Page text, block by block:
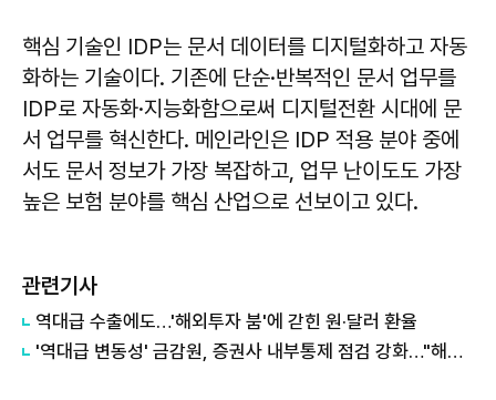
핵심 기술인 IDP는 문서 데이터를 디지털화하고 자동
화하는 기술이다. 기존에 단순·반복적인 문서 업무를
IDP로 자동화·지능화함으로써 디지털전환 시대에 문
서 업무를 혁신한다. 메인라인은 IDP 적용 분야 중에
서도 문서 정보가 가장 복잡하고, 업무 난이도도 가장
높은 보험 분야를 핵심 산업으로 선보이고 있다.
관련기사
역대급 수출에도…'해외투자 붐'에 갇힌 원·달러 환율
'역대급 변동성' 금감원, 증권사 내부통제 점검 강화…"해외투자·고위험 마케팅 엄정 대응"